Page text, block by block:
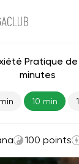
Anti-
Pratique
minutes
10 min
100 points